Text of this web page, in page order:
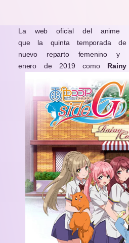
La web oficial del anime
que la quinta temporada
nuevo reparto femenino y
enero de 2019 como